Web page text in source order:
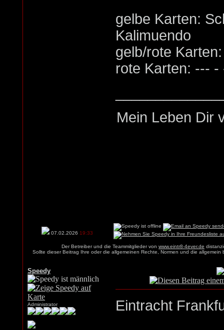
gelbe Karten:
Kalimuendo
gelb/rote
rote Karten: --- -
Mein Leben Dir
07.02.2026 19:33
Der Betreiber und die Teammitglieder von www.eintr8-4ever.de
Sollte dieser Beitrag Ihre oder die allgemeinen Rechte, Normen und die
Speedy
Administrator Eintracht